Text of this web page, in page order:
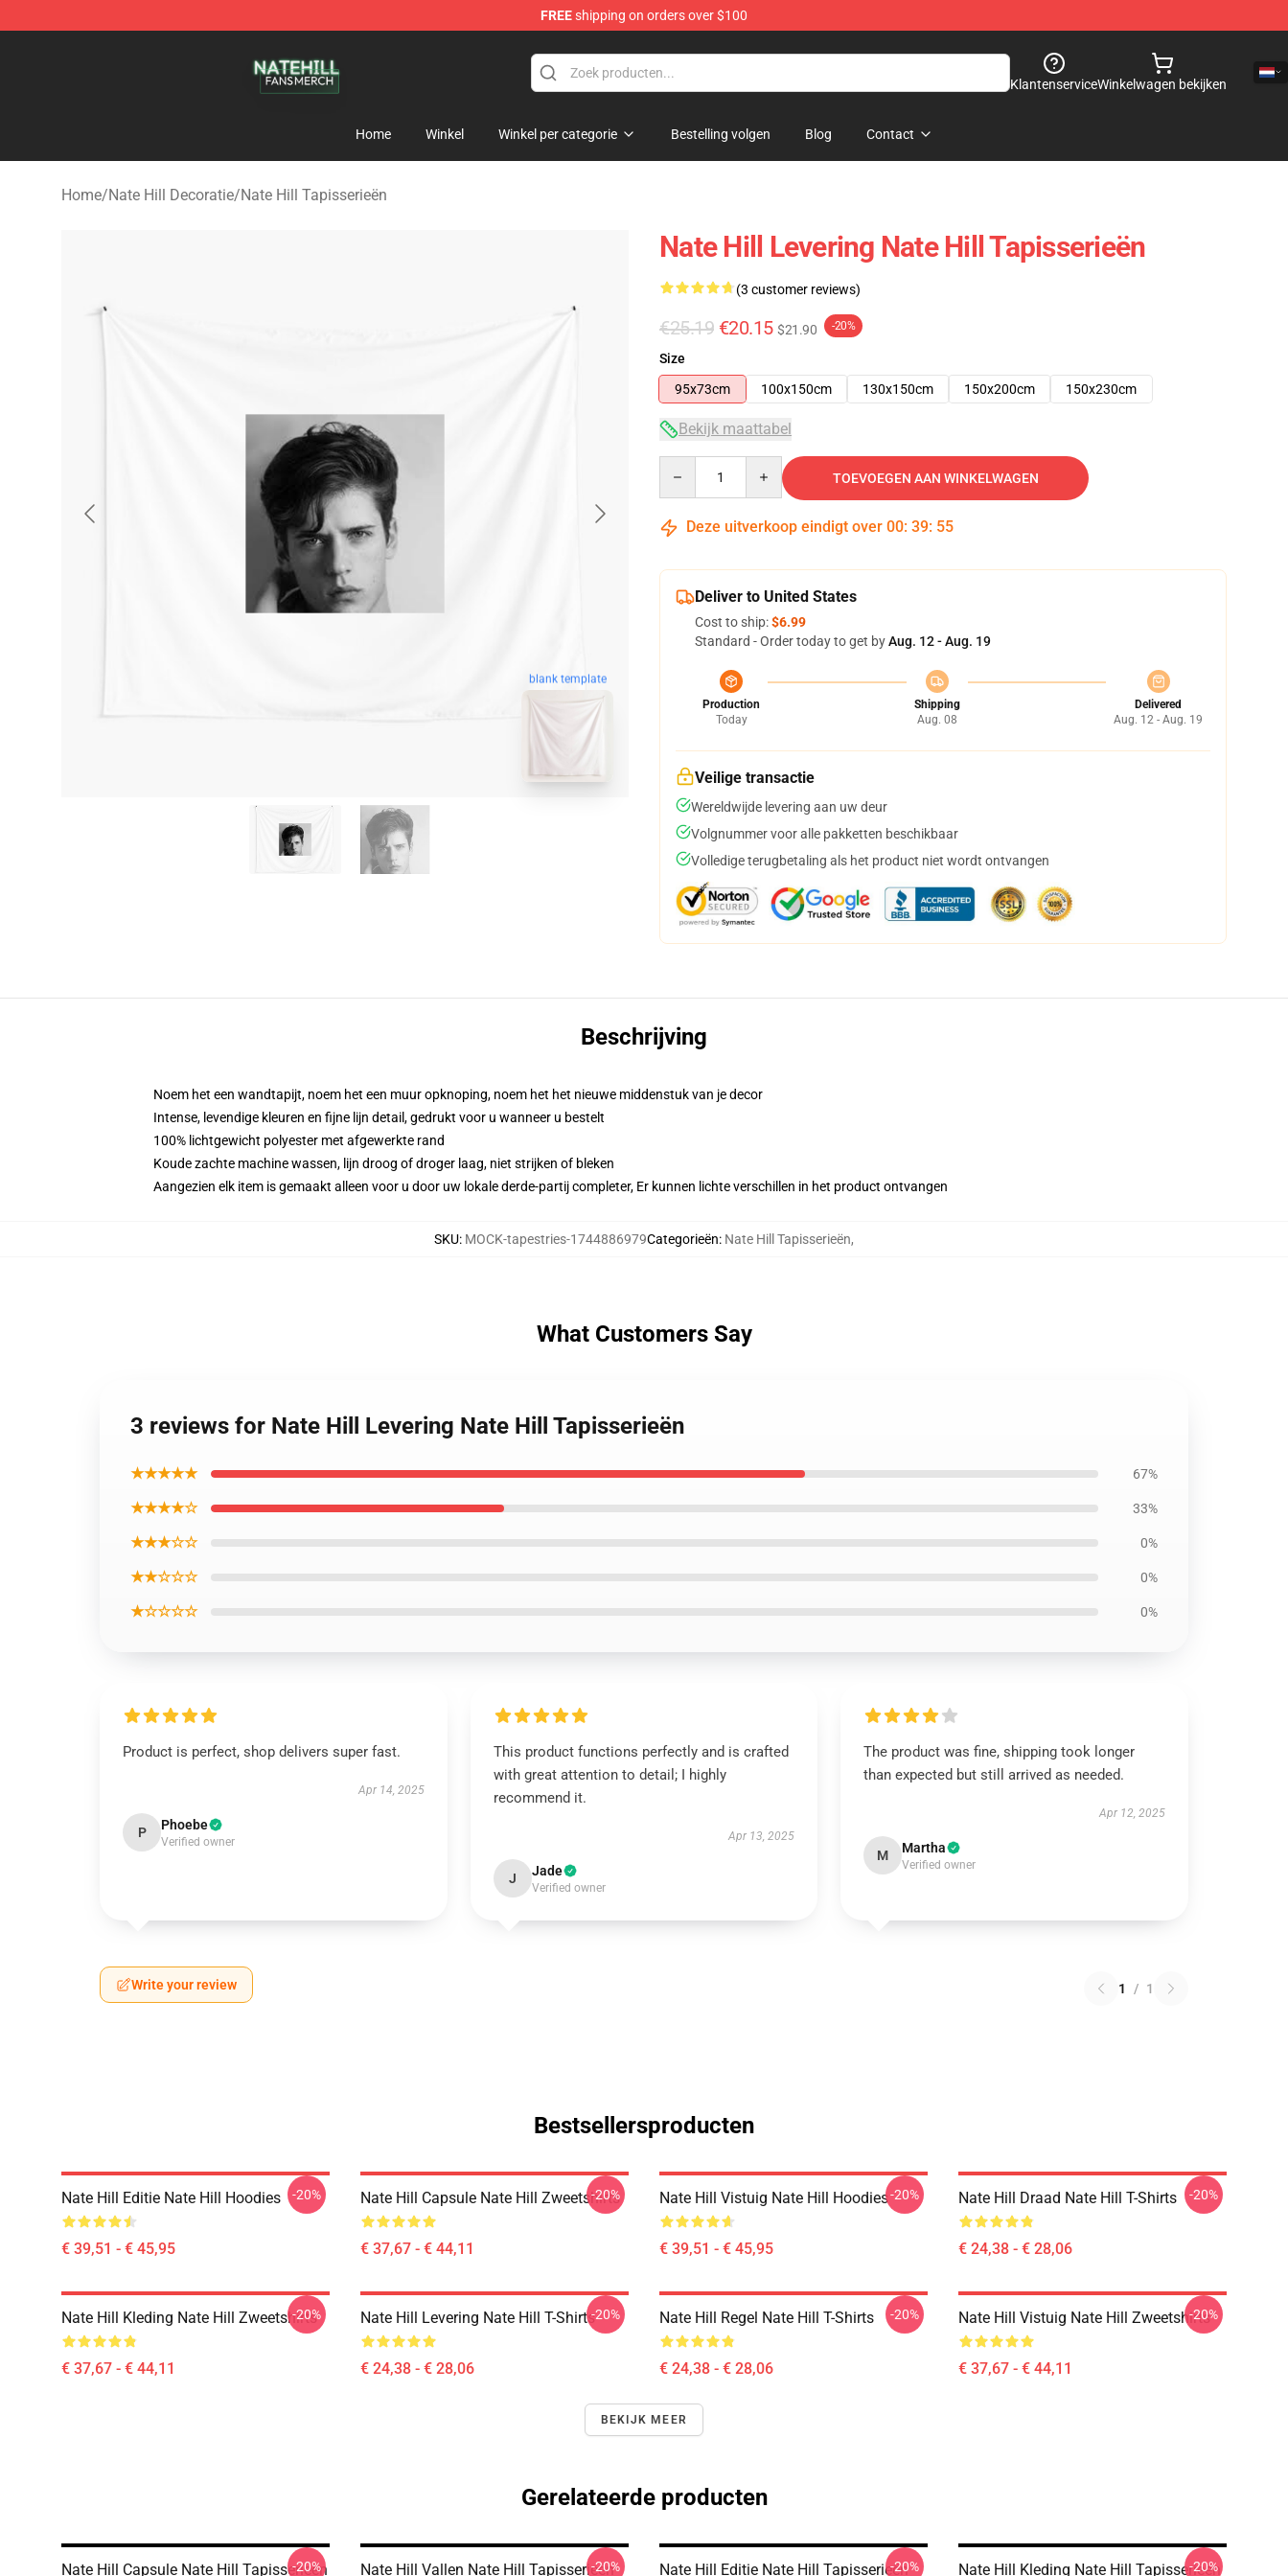
FREEshipping on orders over $100
KlantenserviceWinkelwagen bekijken
Home Winkel Winkel per categorie Bestelling volgen Blog Contact
Home/Nate Hill Decoratie/Nate Hill Tapisserieën
blank template
Nate Hill Levering Nate Hill Tapisserieën
(3 customer reviews)
€25.19 €20.15 $21.90 -20%
Size
95x73cm
100x150cm 130x150cm 150x200cm 150x230cm
Bekijk maattabel
TOEVOEGEN AAN WINKELWAGEN
Deze uitverkoop eindigt over 00: 39: 54
Deliver to United States
Cost to ship:$6.99
Standard - Order today to get byAug. 12 - Aug. 19
Production
Today
Shipping
Aug. 08
Delivered
Aug. 12 - Aug. 19
Veilige transactie
Wereldwijde levering aan uw deur
Volgnummer voor alle pakketten beschikbaar
Volledige terugbetaling als het product niet wordt ontvangen
Beschrijving
Noem het een wandtapijt, noem het een muur opknoping, noem het het nieuwe middenstuk van je decor
Intense, levendige kleuren en fijne lijn detail, gedrukt voor u wanneer u bestelt
100% lichtgewicht polyester met afgewerkte rand
Koude zachte machine wassen, lijn droog of droger laag, niet strijken of bleken
Aangezien elk item is gemaakt alleen voor u door uw lokale derde-partij completer, Er kunnen lichte verschillen in het product ontvangen
SKU: MOCK-tapestries-1744886979Categorieën: Nate Hill Tapisserieën,
What Customers Say
3 reviews for Nate Hill Levering Nate Hill Tapisserieën
★★★★★ 67%
★★★★☆ 33%
★★★☆☆ 0%
★★☆☆☆ 0%
★☆☆☆☆ 0%
Product is perfect, shop delivers super fast.
Apr 14, 2025
P Phoebe
Verified owner
This product functions perfectly and is crafted
with great attention to detail; I highly
recommend it.
Apr 13, 2025
J Jade
Verified owner
The product was fine, shipping took longer
than expected but still arrived as needed.
Apr 12, 2025
M Martha
Verified owner
Write your review 1 / 1
Bestsellersproducten
Nate Hill Editie Nate Hill Hoodies
€ 39,51 - € 45,95
-20% Nate Hill Capsule Nate Hill Zweetshirts
€ 37,67 - € 44,11
-20% Nate Hill Vistuig Nate Hill Hoodies
€ 39,51 - € 45,95
-20% Nate Hill Draad Nate Hill T-Shirts
€ 24,38 - € 28,06
-20%
Nate Hill Kleding Nate Hill Zweetshirts
€ 37,67 - € 44,11
-20% Nate Hill Levering Nate Hill T-Shirts
€ 24,38 - € 28,06
-20% Nate Hill Regel Nate Hill T-Shirts
€ 24,38 - € 28,06
-20% Nate Hill Vistuig Nate Hill Zweetshirts
€ 37,67 - € 44,11
-20%
BEKIJK MEER
Gerelateerde producten
Nate Hill Capsule Nate Hill Tapisserieën
-20% Nate Hill Vallen Nate Hill Tapisserieën
-20% Nate Hill Editie Nate Hill Tapisserieën
-20% Nate Hill Kleding Nate Hill Tapisserieën
-20%